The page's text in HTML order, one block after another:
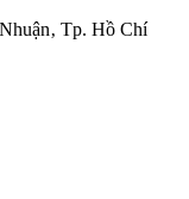
Tp. Hồ Chí